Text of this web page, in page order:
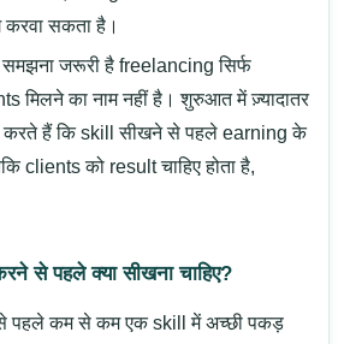
सकता है।
जरूरी है freelancing सिर्फ
मिलने का नाम नहीं है। शुरुआत में ज़्यादातर
करते हैं कि skill सीखने से पहले earning के
clients को result चाहिए होता है,
से पहले क्या सीखना चाहिए?
पहले कम से कम एक skill में अच्छी पकड़